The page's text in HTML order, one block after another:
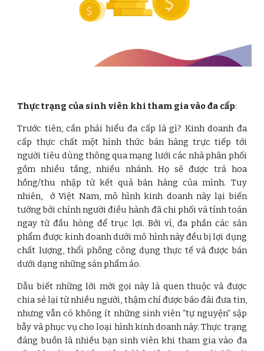
Thực trạng của sinh viên khi tham gia vào đa cấp:
Trước tiên, cần phải hiểu đa cấp là gì? Kinh doanh đa
cấp thực chất một hình thức bán hàng trực tiếp tới
người tiêu dùng thông qua mạng lưới các nhà phân phối
gồm nhiều tầng, nhiều nhánh. Họ sẽ được trả hoa
hồng/thu nhập từ kết quả bán hàng của mình. Tuy
nhiên, ở Việt Nam, mô hình kinh doanh này lại biến
tướng bởi chính người điều hành đã chi phối và tính toán
ngay từ đầu hòng để trục lợi. Bởi vì, đa phần các sản
phẩm được kinh doanh dưới mô hình này đều bị lợi dụng
chất lượng, thổi phồng công dụng thực tế và được bán
dưới dạng những sản phẩm ảo.
Dẫu biết những lời mời gọi này là quen thuộc và được
chia sẻ lại từ nhiều người, thậm chí được báo đài đưa tin,
nhưng vẫn có không ít những sinh viên “tự nguyện” sập
bẫy và phục vụ cho loại hình kinh doanh này. Thực trạng
đáng buồn là nhiều bạn sinh viên khi tham gia vào đa